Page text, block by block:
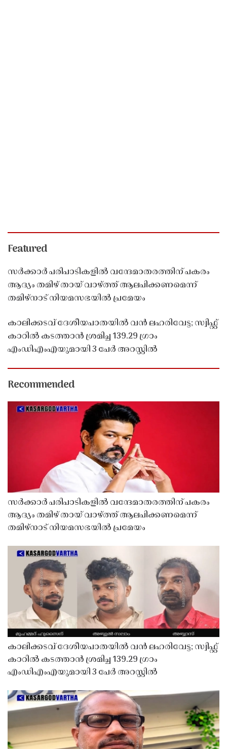
Featured
സർക്കാർ പരിപാടികളിൽ വന്ദേമാതരത്തിന് പകരം
ആദ്യം തമിഴ് തായ് വാഴ്ത്ത് ആലപിക്കണമെന്ന്
തമിഴ്നാട് നിയമസഭയിൽ പ്രമേയം
കാലിക്കടവ് ദേശീയപാതയിൽ വൻ ലഹരിവേട്ട; സ്വിഫ്റ്റ്
കാറിൽ കടത്താൻ ശ്രമിച്ച 139.29 ഗ്രാം
എംഡിഎംഎയുമായി 3 പേർ അറസ്റ്റിൽ
Recommended
സർക്കാർ പരിപാടികളിൽ വന്ദേമാതരത്തിന് പകരം
ആദ്യം തമിഴ് തായ് വാഴ്ത്ത് ആലപിക്കണമെന്ന്
തമിഴ്നാട് നിയമസഭയിൽ പ്രമേയം
കാലിക്കടവ് ദേശീയപാതയിൽ വൻ ലഹരിവേട്ട; സ്വിഫ്റ്റ്
കാറിൽ കടത്താൻ ശ്രമിച്ച 139.29 ഗ്രാം
എംഡിഎംഎയുമായി 3 പേർ അറസ്റ്റിൽ